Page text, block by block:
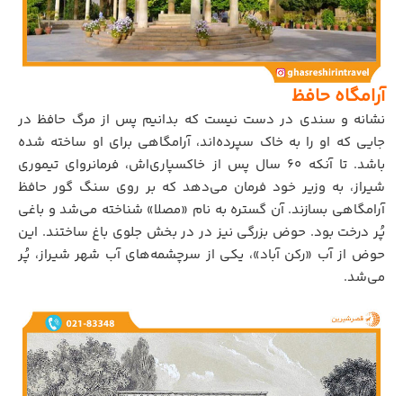
آرامگاه حافظ
نشانه و سندی در دست نیست که بدانیم پس از مرگ حافظ در
جایی که او را به خاک سپرده‌اند، آرامگاهی برای او ساخته شده
باشد. تا آنکه ۶۰ سال پس از خاکسپاری‌اش، فرمانروای تیموری
شیراز، به وزیر خود فرمان می‌دهد که بر روی سنگ گور حافظ
آرامگاهی بسازند. آن گستره به نام «مصلا» شناخته می‌شد و باغی
پُر درخت بود. حوض بزرگی نیز در در بخش جلوی باغ ساختند. این
حوض از آب «رکن آباد»، یکی از سرچشمه‌های آب شهر شیراز، پُر
می‌شد.